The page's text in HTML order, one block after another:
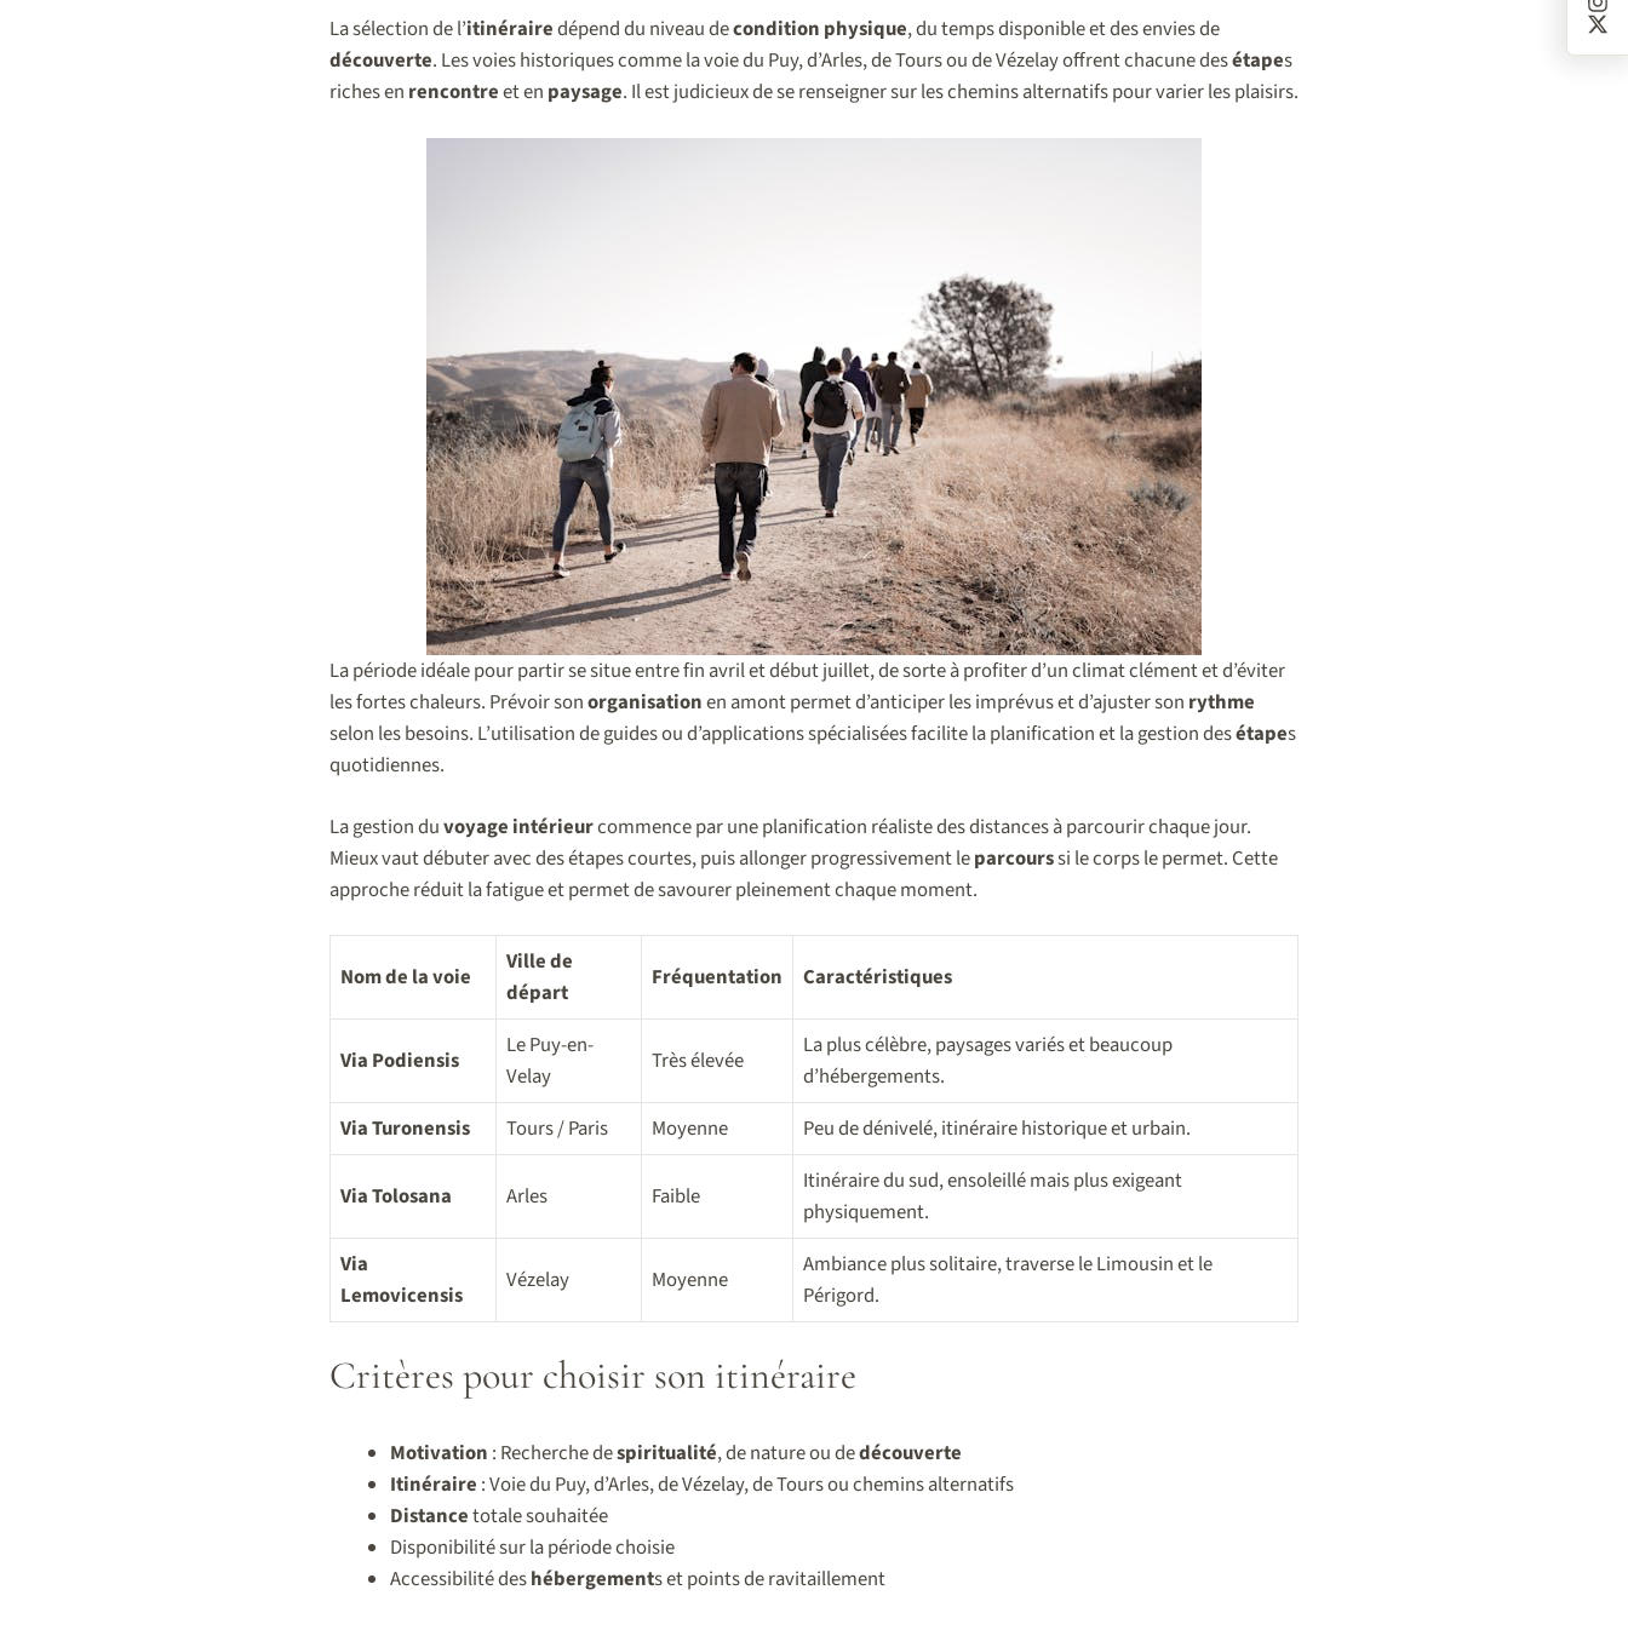
La sélection de l’itinérairedépend du niveau decondition physique, du temps disponible et des envies de
découverte. Les voies historiques comme la voie du Puy, d’Arles, de Tours ou de Vézelay offrent chacune desétapes
riches en rencontreet en paysage. Il est judicieux de se renseigner sur les chemins alternatifs pour varier les plaisirs.
La période idéale pour partir se situe entre fin avril et début juillet, de sorte à profiter d’un climat clément et d’éviter
les fortes chaleurs. Prévoir sonorganisationen amont permet d’anticiper les imprévus et d’ajuster son rythme
selon les besoins. L’utilisation de guides ou d’applications spécialisées facilite la planification et la gestion desétapes
quotidiennes.
La gestion duvoyage intérieurcommence par une planification réaliste des distances à parcourir chaque jour.
Mieux vaut débuter avec des étapes courtes, puis allonger progressivement leparcourssi le corps le permet. Cette
approche réduit la fatigue et permet de savourer pleinement chaque moment.
Nom de la voie
Ville de
départ
Fréquentation Caractéristiques
Via Podiensis
Le Puy-en-
Velay
Très élevée
La plus célèbre, paysages variés et beaucoup
d’hébergements.
Via Turonensis
Tours / Paris Moyenne Peu de dénivelé, itinéraire historique et urbain.
Via Tolosana Arles Faible
Itinéraire du sud, ensoleillé mais plus exigeant
physiquement.
Via
Lemovicensis
Vézelay Moyenne
Ambiance plus solitaire, traverse le Limousin et le
Périgord.
Critères pour choisir son itinéraire
Motivation : Recherche despiritualité, de nature ou dedécouverte
Itinéraire : Voie du Puy, d’Arles, de Vézelay, de Tours ou chemins alternatifs
Distancetotale souhaitée
Disponibilité sur la période choisie
Accessibilité deshébergements et points de ravitaillement